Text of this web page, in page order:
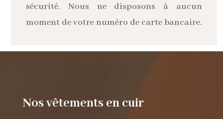
sécurité. Nous ne disposons à aucun
moment de votre numéro de carte bancaire.
Nos vêtements en cuir